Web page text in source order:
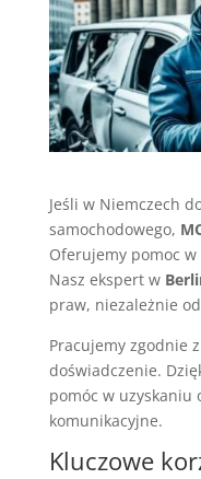
Jeśli w Niemczech
samochodowego,
Oferujemy pomoc
Nasz ekspert w
praw, niezależnie
Pracujemy zgodnie
doświadczenie.
pomóc w uzyskaniu
komunikacyjne.
Kluczowe